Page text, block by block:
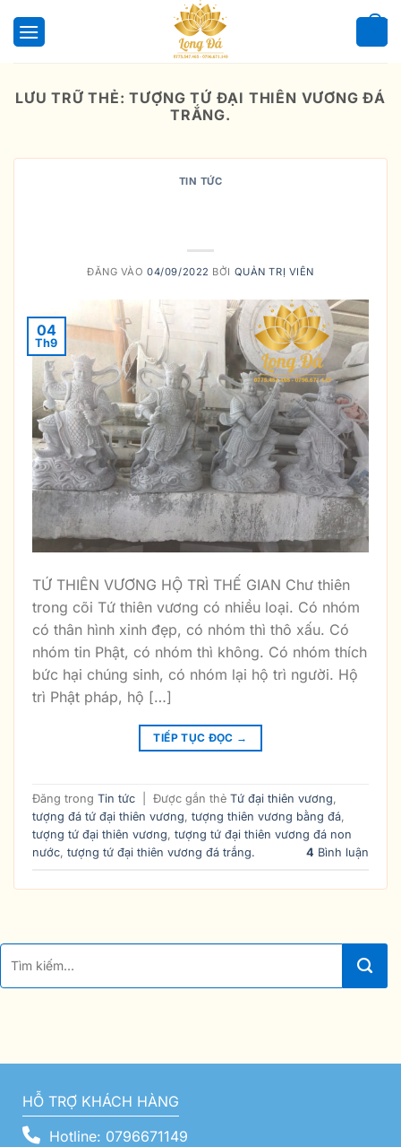
qua
LƯU TRỮ THẺ:TƯỢNG TỨ ĐẠI THIÊN VƯƠNG ĐÁ
TRẮNG.
TIN TỨC
ĐĂNG VÀO04/09/2022 BỞI QUẢN TRỊ VIÊN
04
Th9
TỨ THIÊN VƯƠNG HỘ TRÌ THẾ GIAN Chư thiên
trong cõi Tứ thiên vương có nhiều loại. Có nhóm
có thân hình xinh đẹp, có nhóm thì thô xấu. Có
nhóm tin Phật, có nhóm thì không. Có nhóm thích
bức hại chúng sinh, có nhóm lại hộ trì người. Hộ
trì Phật pháp, hộ […]
TIẾP TỤC ĐỌC →
Đăng trong Tin tức Được gắn thẻ Tứ đại thiên vương,
tượng đá tứ đại thiên vương, tượng thiên vương bằng đá,
tượng tứ đại thiên vương, tượng tứ đại thiên vương đá non
nước, tượng tứ đại thiên vương đá trắng. 4 Bình luận
HỖ TRỢ KHÁCH HÀNG
Hotline: 0796671149